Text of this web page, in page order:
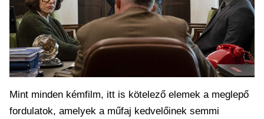
Mint minden kémfilm, itt is kötelező elemek a meglepő
fordulatok, amelyek a műfaj kedvelőinek semmi